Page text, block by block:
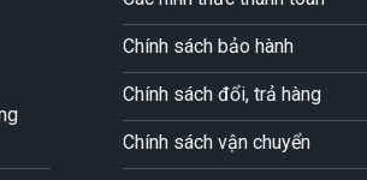
Chính sách bảo hành
Chính sách đổi, trả hàng
Chính sách vận chuyển